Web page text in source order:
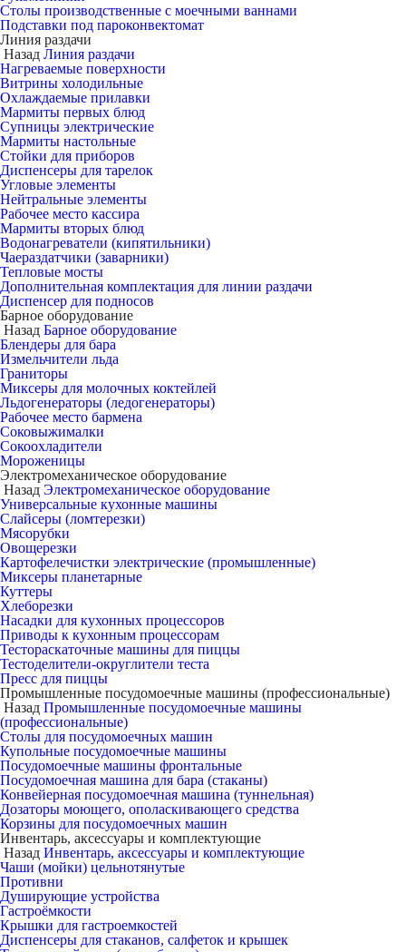
Столы производственные с моечными ваннами
Подставки под пароконвектомат
Линия раздачи
Назад Линия раздачи
Нагреваемые поверхности
Витрины холодильные
Охлаждаемые прилавки
Мармиты первых блюд
Супницы электрические
Мармиты настольные
Стойки для приборов
Диспенсеры для тарелок
Угловые элементы
Нейтральные элементы
Рабочее место кассира
Мармиты вторых блюд
Водонагреватели (кипятильники)
Чаераздатчики (заварники)
Тепловые мосты
Дополнительная комплектация для линии раздачи
Диспенсер для подносов
Барное оборудование
Назад Барное оборудование
Блендеры для бара
Измельчители льда
Граниторы
Миксеры для молочных коктейлей
Льдогенераторы (ледогенераторы)
Рабочее место бармена
Соковыжималки
Сокоохладители
Мороженицы
Электромеханическое оборудование
Назад Электромеханическое оборудование
Универсальные кухонные машины
Слайсеры (ломтерезки)
Мясорубки
Овощерезки
Картофелечистки электрические (промышленные)
Миксеры планетарные
Куттеры
Хлеборезки
Насадки для кухонных процессоров
Приводы к кухонным процессорам
Тестораскаточные машины для пиццы
Тестоделители-округлители теста
Пресс для пиццы
Промышленные посудомоечные машины (профессиональные)
Назад Промышленные посудомоечные машины
(профессиональные)
Столы для посудомоечных машин
Купольные посудомоечные машины
Посудомоечные машины фронтальные
Посудомоечная машина для бара (стаканы)
Конвейерная посудомоечная машина (туннельная)
Дозаторы моющего, ополаскивающего средства
Корзины для посудомоечных машин
Инвентарь, аксессуары и комплектующие
Назад Инвентарь, аксессуары и комплектующие
Чаши (мойки) цельнотянутые
Противни
Душирующие устройства
Гастроёмкости
Крышки для гастроемкостей
Диспенсеры для стаканов, салфеток и крышек